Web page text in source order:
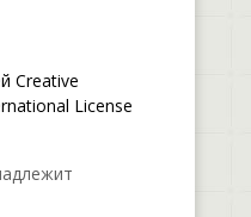
Creative
License